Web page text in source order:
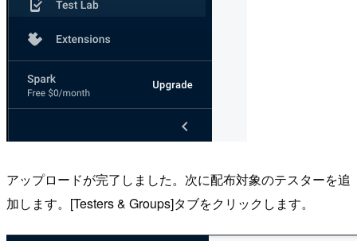
アップロードが完了しました。次に配布対象のテスターを追
加します。[Testers & Groups]タブをクリックします。